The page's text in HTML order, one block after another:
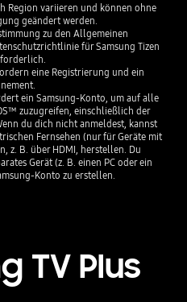
Region variieren und können ohne
geändert werden.
zu den Allgemeinen
für Samsung Tizen
eine Registrierung und ein
ein Samsung-Konto, um auf alle
zuzugreifen, einschließlich der
du dich nicht anmeldest, kannst
Fernsehen (nur für Geräte mit
z. B. über HDMI, herstellen. Du
Gerät (z. B. einen PC oder ein
Konto zu erstellen.
TV Plus